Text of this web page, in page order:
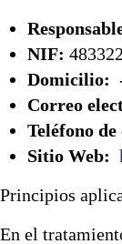
NIF:
Domicilio:
Correo
Teléfono
Sitio Web:
Principios
En el